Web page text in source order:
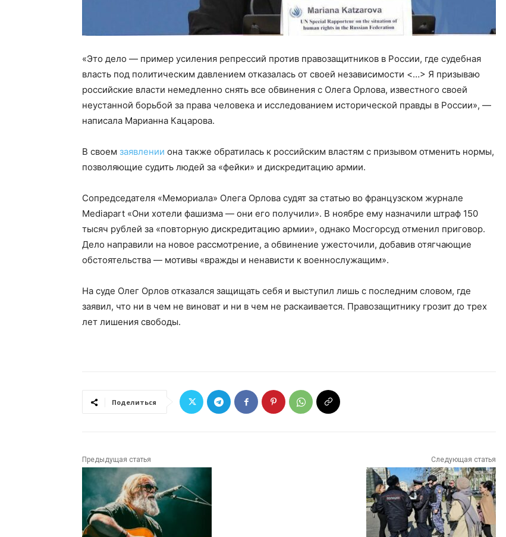
«Это дело — пример усиления репрессий против правозащитников в России, где судебная
власть под политическим давлением отказалась от своей независимости <…> Я призываю
российские власти немедленно снять все обвинения с Олега Орлова, известного своей
неустанной борьбой за права человека и исследованием исторической правды в России», —
написала Марианна Кацарова.
В своем заявлении она также обратилась к российским властям с призывом отменить нормы,
позволяющие судить людей за «фейки» и дискредитацию армии.
Сопредседателя «Мемориала» Олега Орлова судят за статью во французском журнале
Mediapart «Они хотели фашизма — они его получили». В ноябре ему назначили штраф 150
тысяч рублей за «повторную дискредитацию армии», однако Мосгорсуд отменил приговор.
Дело направили на новое рассмотрение, а обвинение ужесточили, добавив отягчающие
обстоятельства — мотивы «вражды и ненависти к военнослужащим».
На суде Олег Орлов отказался защищать себя и выступил лишь с последним словом, где
заявил, что ни в чем не виноват и ни в чем не раскаивается. Правозащитнику грозит до трех
лет лишения свободы.
Поделиться
Предыдущая статья Следующая статья